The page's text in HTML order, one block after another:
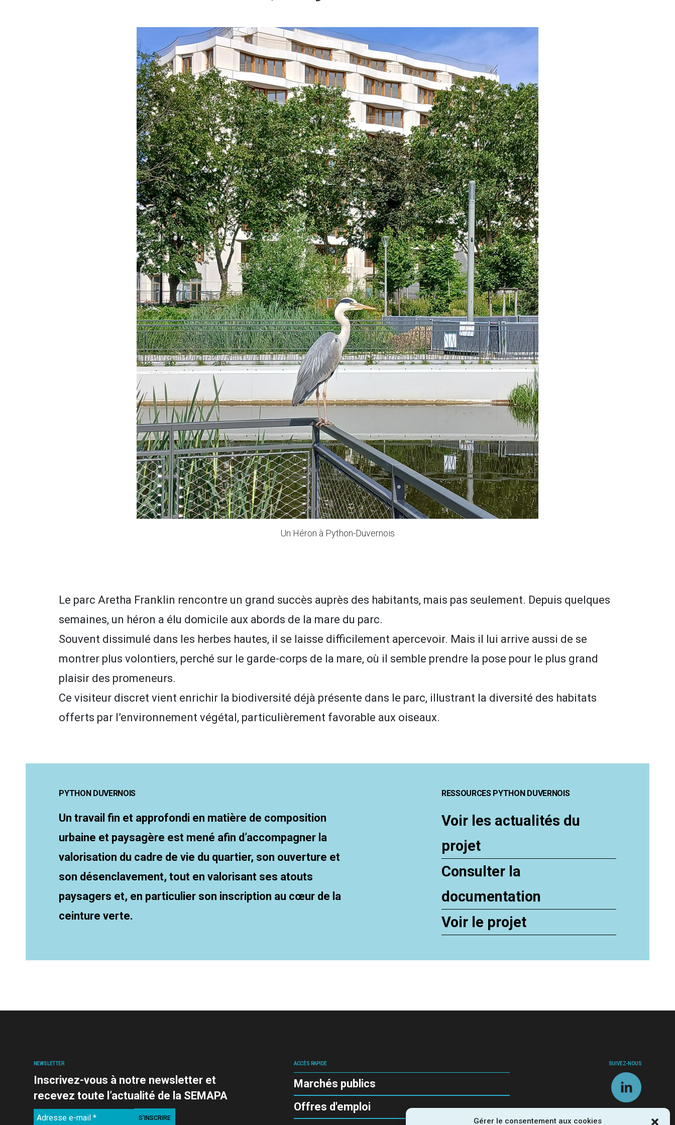
Gérer le consentement aux cookies
Un Héron à Python-Duvernois
Le parc Aretha Franklin rencontre un grand succès auprès des habitants, mais pas seulement. Depuis quelques
semaines, un héron a élu domicile aux abords de la mare du parc.
Souvent dissimulé dans les herbes hautes, il se laisse difficilement apercevoir. Mais il lui arrive aussi de se
montrer plus volontiers, perché sur le garde-corps de la mare, où il semble prendre la pose pour le plus grand
plaisir des promeneurs.
Ce visiteur discret vient enrichir la biodiversité déjà présente dans le parc, illustrant la diversité des habitats
offerts par l’environnement végétal, particulièrement favorable aux oiseaux.
PYTHON DUVERNOIS
Un travail fin et approfondi en matière de composition
urbaine et paysagère est mené afin d’accompagner la
valorisation du cadre de vie du quartier, son ouverture et
son désenclavement, tout en valorisant ses atouts
paysagers et, en particulier son inscription au cœur de la
ceinture verte.
RESSOURCES PYTHON DUVERNOIS
Voir les actualités du
projet
Consulter la
documentation
Voir le projet
NEWSLETTER
Inscrivez-vous à notre newsletter et
recevez toute l’actualité de la SEMAPA
ACCÈS RAPIDE
Marchés publics
Offres d'emploi
SUIVEZ-NOUS